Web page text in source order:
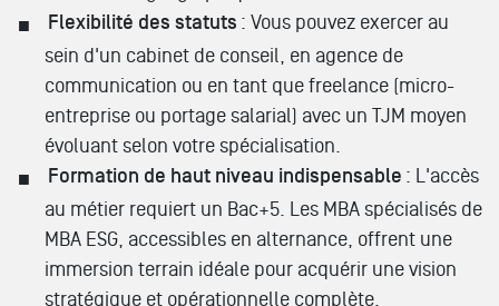
Flexibilité des statuts : Vous pouvez exercer au
sein d'un cabinet de conseil, en agence de
communication ou en tant que freelance (micro-
entreprise ou portage salarial) avec un TJM moyen
évoluant selon votre spécialisation.
Formation de haut niveau indispensable : L'accès
au métier requiert un Bac+5. Les MBA spécialisés de
MBA ESG, accessibles en alternance, offrent une
immersion terrain idéale pour acquérir une vision
stratégique et opérationnelle complète.